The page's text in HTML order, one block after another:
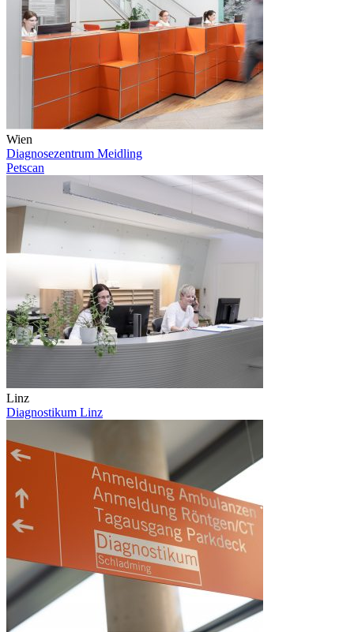
Wien
Diagnosezentrum Meidling
Petscan
Linz
Diagnostikum Linz